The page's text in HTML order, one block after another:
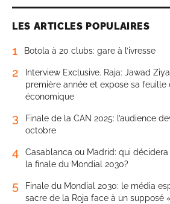
LES ARTICLES POPULAIRES
1 Botola à 20 clubs: gare à l’ivresse
2
Interview Exclusive. Raja: Jawad
première année et expose sa
économique
3
Finale de la CAN 2025: l’audience
octobre
4
Casablanca ou Madrid: qui
la finale du Mondial 2030?
5
Finale du Mondial 2030: le média
sacre de la Roja face à un supposé